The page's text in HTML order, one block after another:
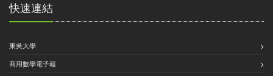
快速連結
東吳大學
商用數學電子報